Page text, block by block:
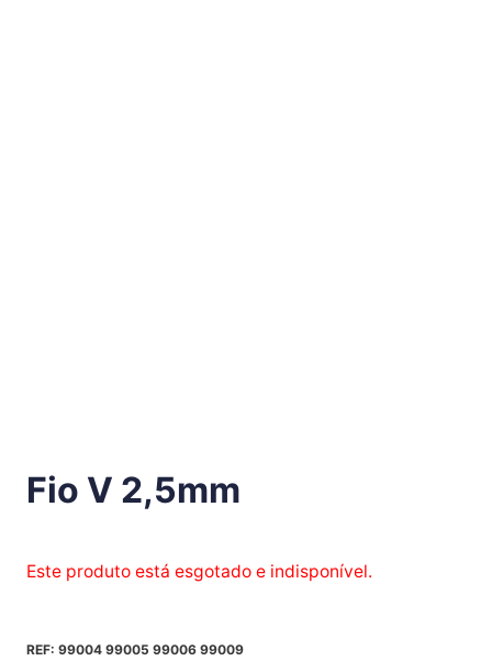
Fio V 2,5mm
Este produto está esgotado e indisponível.
REF: 99004 99005 99006 99009